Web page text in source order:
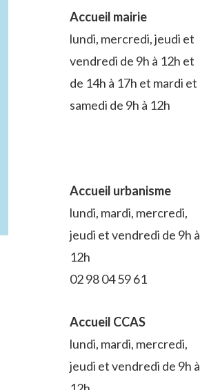
Accueil mairie
lundi, mercredi, jeudi et
vendredi de 9h à 12h et
de 14h à 17h et mardi et
samedi de 9h à 12h
Accueil urbanisme
lundi, mardi, mercredi,
jeudi et vendredi de 9h à
12h
02 98 04 59 61
Accueil CCAS
lundi, mardi, mercredi,
jeudi et vendredi de 9h à